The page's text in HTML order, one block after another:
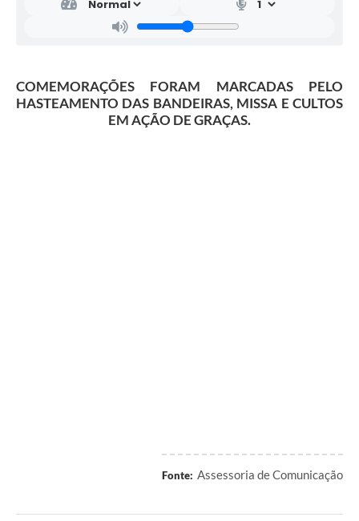
COMEMORAÇÕES FORAM MARCADAS PELO
HASTEAMENTO DAS BANDEIRAS, MISSA E CULTOS
EM AÇÃO DE GRAÇAS.
Fonte: Assessoria de Comunicação